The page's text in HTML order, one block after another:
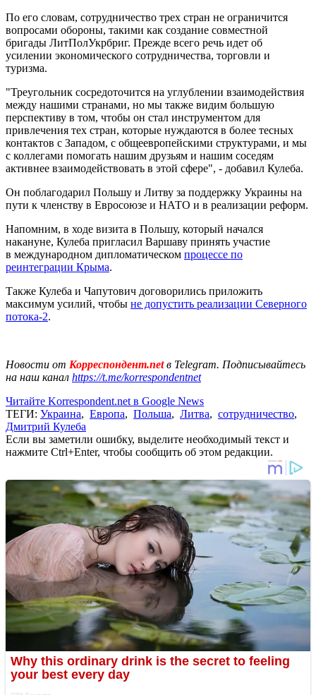
По его словам, сотрудничество трех стран не ограничится
вопросами обороны, такими как создание совместной
бригады ЛитПолУкрбриг. Прежде всего речь идет об
усилении экономического сотрудничества, торговли и
туризма.
"Треугольник сосредоточится на углублении взаимодействия
между нашими странами, но мы также видим большую
перспективу в том, чтобы он стал инструментом для
привлечения тех стран, которые нуждаются в более тесных
контактов с Западом, с общеевропейскими структурами, и мы
с коллегами помогать нашим друзьям и нашим соседям
активнее взаимодействовать в этой сфере", - добавил Кулеба.
Он поблагодарил Польшу и Литву за поддержку Украины на
пути к членству в Евросоюзе и НАТО и в реализации реформ.
Напомним, в ходе визита в Польшу, который начался
накануне, Кулеба пригласил Варшаву принять участие
в международном дипломатическом процессе по
реинтеграции Крыма.
Также Кулеба и Чапутович договорились приложить
максимум усилий, чтобы не допустить реализации Северного
потока-2.
Новости от Корреспондент.netв Telegram. Подписывайтесь
на наш канал https://t.me/korrespondentnet
Читайте Korrespondent.net в Google News
ТЕГИ: Украина, Европа, Польша, Литва, сотрудничество,
Дмитрий Кулеба
Если вы заметили ошибку, выделите необходимый текст и
нажмите Ctrl+Enter, чтобы сообщить об этом редакции.